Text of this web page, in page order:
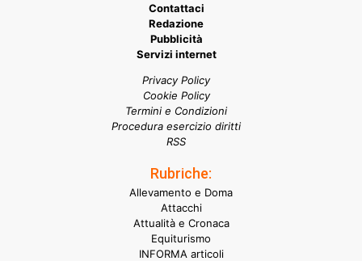
Contattaci
Redazione
Pubblicità
Servizi internet
Privacy Policy
Cookie Policy
Termini e Condizioni
Procedura esercizio diritti
RSS
Rubriche:
Allevamento e Doma
Attacchi
Attualità e Cronaca
Equiturismo
INFORMA articoli